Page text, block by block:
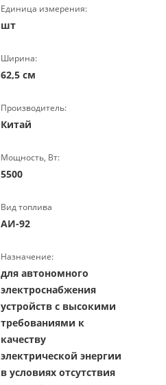
Единица измерения:
шт
Ширина:
62,5 см
Производитель:
Китай
Мощность, Вт:
5500
Вид топлива
АИ-92
Назначение:
для автономного
электроснабжения
устройств с высокими
требованиями к
качеству
электрической энергии
в условиях отсутствия